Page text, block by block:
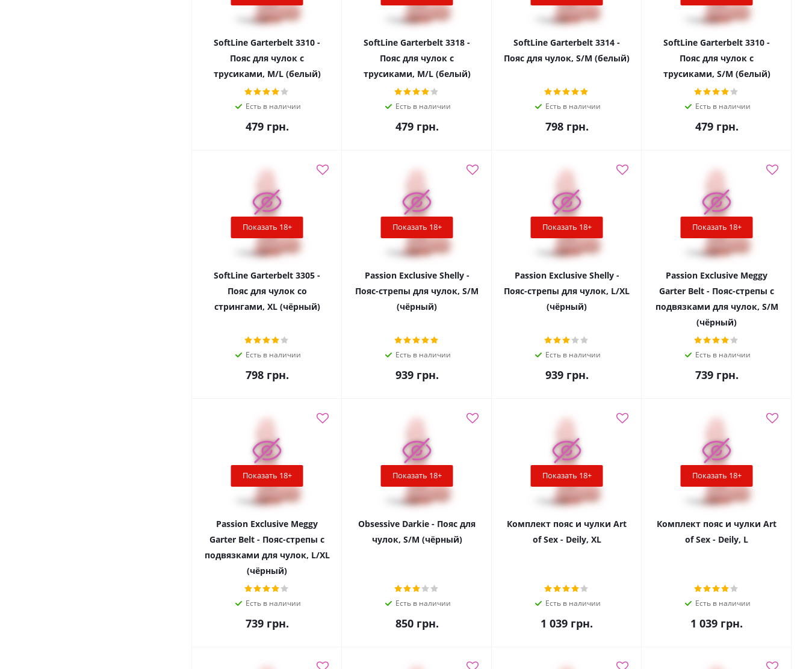
SoftLine Garterbelt 3310 -
Пояс для чулок с
трусиками, M/L (белый)
Есть в наличии
479грн.
SoftLine Garterbelt 3318 -
Пояс для чулок с
трусиками, M/L (белый)
Есть в наличии
479грн.
SoftLine Garterbelt 3314 -
Пояс для чулок, S/M (белый)
Есть в наличии
798грн.
SoftLine Garterbelt 3310 -
Пояс для чулок с
трусиками, S/M (белый)
Есть в наличии
479грн.
Показать 18+
SoftLine Garterbelt 3305 -
Пояс для чулок со
стрингами, XL (чёрный)
Есть в наличии
798грн.
Показать 18+
Passion Exclusive Shelly -
Пояс-стрепы для чулок, S/M
(чёрный)
Есть в наличии
939грн.
Показать 18+
Passion Exclusive Shelly -
Пояс-стрепы для чулок, L/XL
(чёрный)
Есть в наличии
939грн.
Показать 18+
Passion Exclusive Meggy
Garter Belt - Пояс-стрепы с
подвязками для чулок, S/M
(чёрный)
Есть в наличии
739грн.
Показать 18+
Passion Exclusive Meggy
Garter Belt - Пояс-стрепы с
подвязками для чулок, L/XL
(чёрный)
Есть в наличии
739грн.
Показать 18+
Obsessive Darkie - Пояс для
чулок, S/M (чёрный)
Есть в наличии
850грн.
Показать 18+
Комплект пояс и чулки Art
of Sex - Deily, XL
Есть в наличии
1 039 грн.
Показать 18+
Комплект пояс и чулки Art
of Sex - Deily, L
Есть в наличии
1 039 грн.